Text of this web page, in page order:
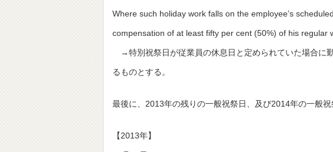
Where such holiday work falls on the employee’s
compensation of at least fifty per cent (50%) of his regular
→特別祝祭日が従業員の休息日と定められていた場合に
るものとする。
最後に、2013年の残りの一般祝祭日、及び2014年の一般祝
【2013年】